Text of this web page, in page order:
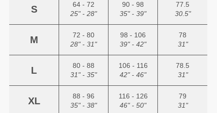
S
64 - 72
25" - 28"
90 - 98
35" - 39"
77.5
30.5"
M
72 - 80
28" - 31"
98 - 106
39" - 42"
78
31"
L
80 - 88
31" - 35"
106 - 116
42" - 46"
78.5
31"
XL
88 - 96
35" - 38"
116 - 126
46" - 50"
79
31"